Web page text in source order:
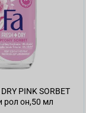
PINK SORBET
рол он,50 мл